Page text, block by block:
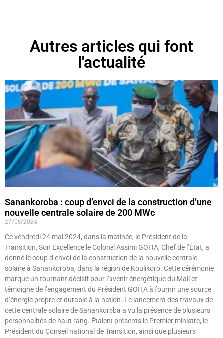
Autres articles qui font
l'actualité
Sanankoroba : coup d’envoi de la construction d’une
nouvelle centrale solaire de 200 MWc
27/05/2024
Ce vendredi 24 mai 2024, dans la matinée, le Président de la
Transition, Son Excellence le Colonel Assimi GOÏTA, Chef de l’État, a
donné le coup d’envoi de la construction de la nouvelle centrale
solaire à Sanankoroba, dans la région de Koulikoro. Cette cérémonie
marque un tournant décisif pour l’avenir énergétique du Mali et
témoigne de l’engagement du Président GOÏTA à fournir une source
d’énergie propre et durable à la nation. Le lancement des travaux de
cette centrale solaire de Sanankoroba a vu la présence de plusieurs
personnalités de haut rang. Étaient présents le Premier ministre, le
Président du Conseil national de Transition, ainsi que plusieurs